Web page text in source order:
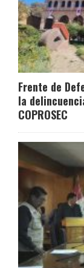
Frente de
la
COPROSEC